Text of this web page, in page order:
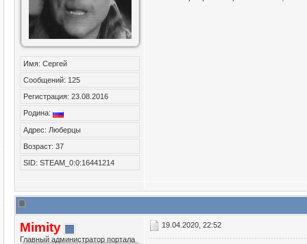
Имя: Сергей
Сообщений: 125
Регистрация: 23.08.2016
Родина:
Адрес: Люберцы
Возраст: 37
SID: STEAM_0:0:16441214
Mimity
Главный администратор портала
19.04.2020, 22:52